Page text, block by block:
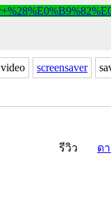
video screensaver
รีวิว ด